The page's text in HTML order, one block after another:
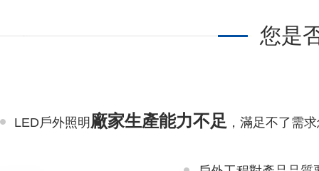
您是
LED戶外照明 廠家生產能力不足 ，滿足不了需